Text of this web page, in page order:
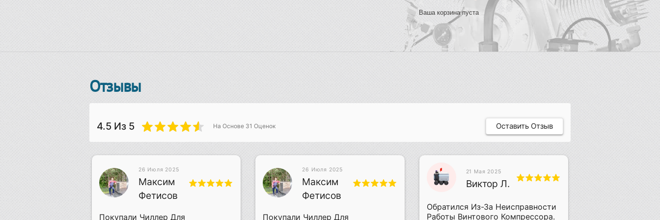
Ваша корзина пуста
Отзывы
4.5 Из 5 На Основе 31 Оценок Оставить Отзыв
Своего Дела
26 Июля 2025
Максим
Фетисов
Покупали Чиллер Для
26 Июля 2025
Максим
Фетисов
Покупали Чиллер Для
21 Мая 2025
Виктор Л.
Обратился Из-За Неисправности
Работы Винтового Компрессора.
ИЛ
13 Апреля
2025
Илья